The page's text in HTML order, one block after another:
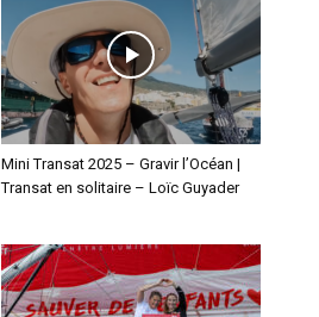
Mini Transat 2025 – Gravir l’Océan |
Transat en solitaire – Loïc Guyader